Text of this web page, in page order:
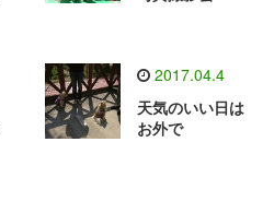
2017.04.4
天気のいい日は
お外で